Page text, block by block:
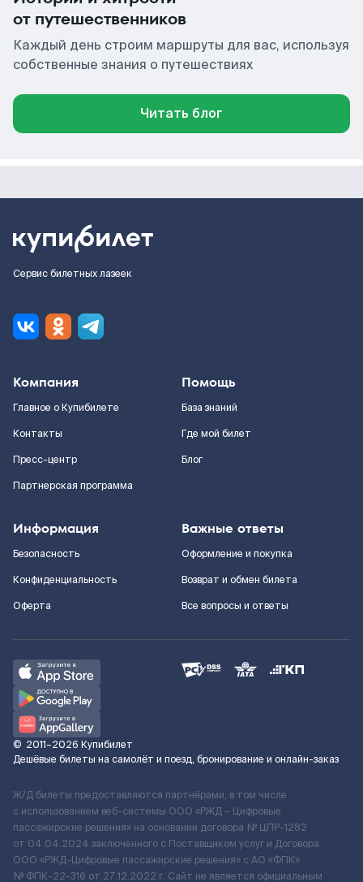
от путешественников
Каждый день строим маршруты для вас, используя
собственные знания о путешествиях
Читать блог
Сервис билетных лазеек
Компания
Главное о Купибилете
Контакты
Пресс-центр
Партнерская программа
Помощь
База знаний
Где мой билет
Блог
Информация
Безопасность
Конфиденциальность
Оферта
Важные ответы
Оформление и покупка
Возврат и обмен билета
Все вопросы и ответы
© 2011–2026 Купибилет
Дешёвые билеты на самолёт и поезд, бронирование и онлайн-заказ
Ж/Д билеты предоставляются партнёрами, в том числе
с использованием веб-системы ООО «РЖД – Цифровые
пассажирские решения» на основании договора № ЦПР-1282
от 04.04.2024 заключенного с Поставщиком услуг и Договора
ООО «РЖД-Цифровые пассажирские решения» c АО «ФПК»
№ ФПК-22-316 от 27.12.2022 г. Сайт не является официальным